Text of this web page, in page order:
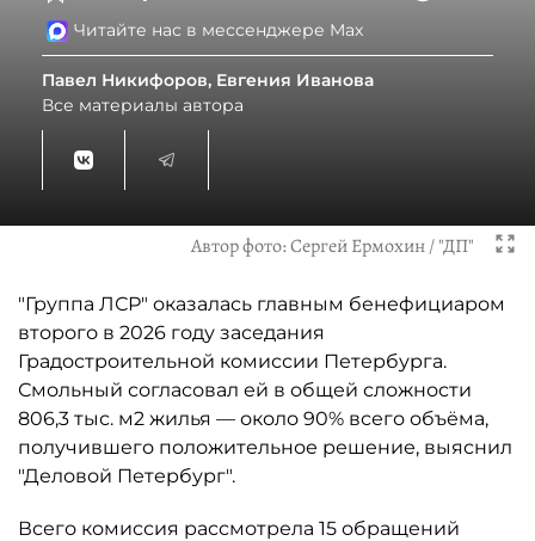
Читайте нас в мессенджере Max
Павел Никифоров, Евгения Иванова
Все материалы автора
Автор фото:Сергей Ермохин / "ДП"
"Группа ЛСР" оказалась главным бенефициаром
второго в 2026 году заседания
Градостроительной комиссии Петербурга.
Смольный согласовал ей в общей сложности
806,3 тыс. м2 жилья — около 90% всего объёма,
получившего положительное решение, выяснил
"Деловой Петербург".
Всего комиссия рассмотрела 15 обращений